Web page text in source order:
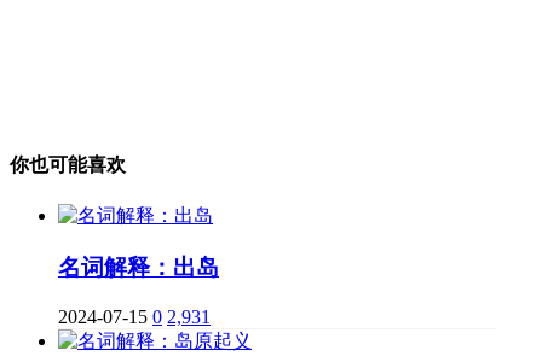
你也可能喜欢
名词解释：出岛
2024-07-15 0 2,931